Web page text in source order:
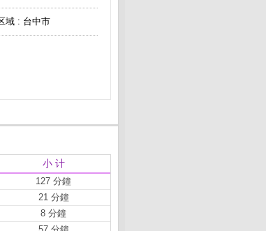
域 : 台中市
小 计
127 分鐘
21 分鐘
8 分鐘